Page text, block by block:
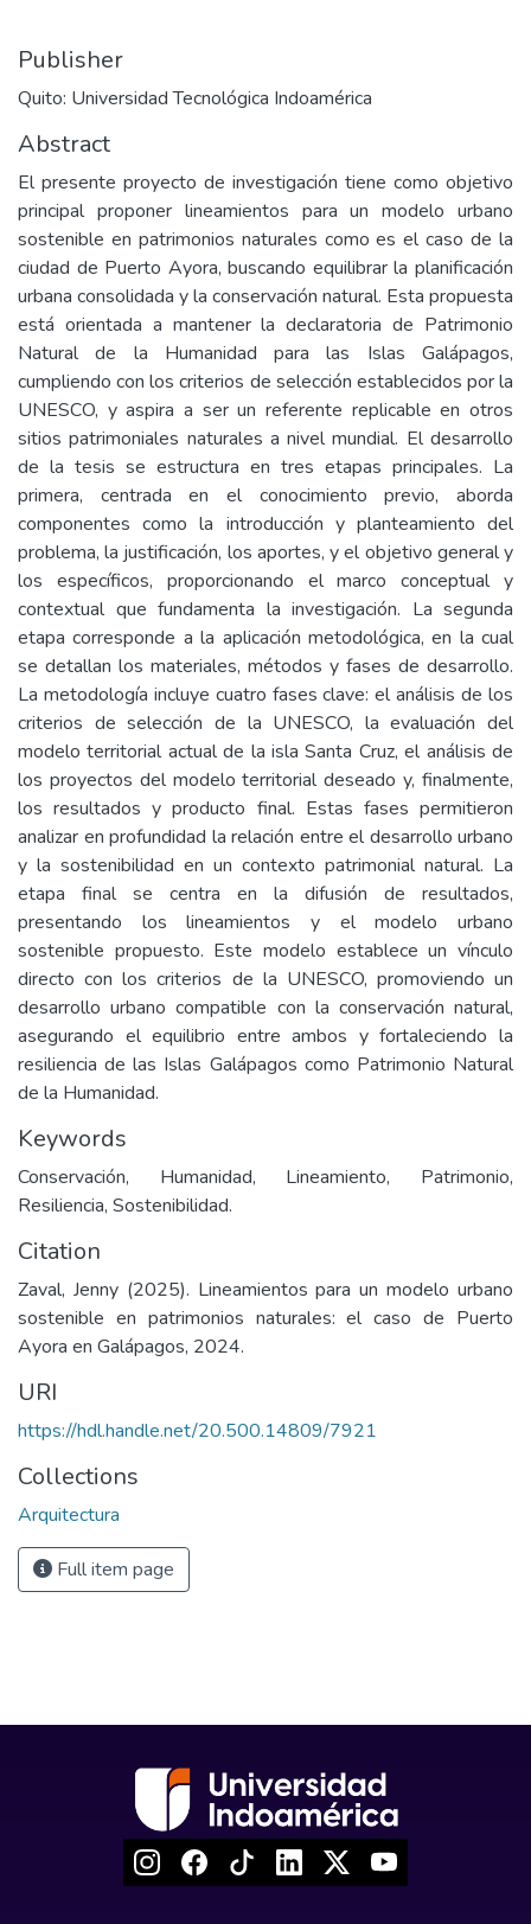
Publisher
Quito: Universidad Tecnológica Indoamérica
Abstract
El presente proyecto de investigación tiene como objetivo
principal proponer lineamientos para un modelo urbano
sostenible en patrimonios naturales como es el caso de la
ciudad de Puerto Ayora, buscando equilibrar la planificación
urbana consolidada y la conservación natural. Esta propuesta
está orientada a mantener la declaratoria de Patrimonio
Natural de la Humanidad para las Islas Galápagos,
cumpliendo con los criterios de selección establecidos por la
UNESCO, y aspira a ser un referente replicable en otros
sitios patrimoniales naturales a nivel mundial. El desarrollo
de la tesis se estructura en tres etapas principales. La
primera, centrada en el conocimiento previo, aborda
componentes como la introducción y planteamiento del
problema, la justificación, los aportes, y el objetivo general y
los específicos, proporcionando el marco conceptual y
contextual que fundamenta la investigación. La segunda
etapa corresponde a la aplicación metodológica, en la cual
se detallan los materiales, métodos y fases de desarrollo.
La metodología incluye cuatro fases clave: el análisis de los
criterios de selección de la UNESCO, la evaluación del
modelo territorial actual de la isla Santa Cruz, el análisis de
los proyectos del modelo territorial deseado y, finalmente,
los resultados y producto final. Estas fases permitieron
analizar en profundidad la relación entre el desarrollo urbano
y la sostenibilidad en un contexto patrimonial natural. La
etapa final se centra en la difusión de resultados,
presentando los lineamientos y el modelo urbano
sostenible propuesto. Este modelo establece un vínculo
directo con los criterios de la UNESCO, promoviendo un
desarrollo urbano compatible con la conservación natural,
asegurando el equilibrio entre ambos y fortaleciendo la
resiliencia de las Islas Galápagos como Patrimonio Natural
de la Humanidad.
Keywords
Conservación, Humanidad, Lineamiento, Patrimonio,
Resiliencia, Sostenibilidad.
Citation
Zaval, Jenny (2025). Lineamientos para un modelo urbano
sostenible en patrimonios naturales: el caso de Puerto
Ayora en Galápagos, 2024.
URI
https://hdl.handle.net/20.500.14809/7921
Collections
Arquitectura
Full item page